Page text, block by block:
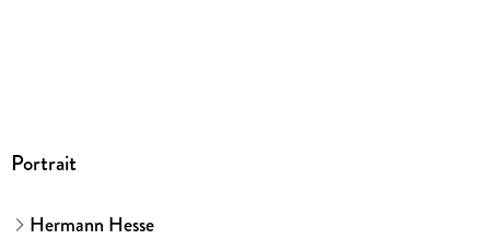
Portrait
Hermann Hesse